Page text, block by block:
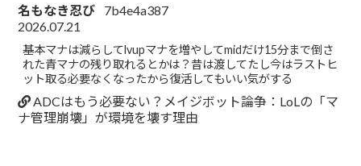
名もなき忍び
7b4e4a387
2026.07.21
基本マナは減らしてlvupマナを増やしてmidだけ15分まで倒さ
れた青マナの残り取れるとかは？昔は渡してたし今はラストヒ
ット取る必要なくなったから復活してもいい気がする
ADCはもう必要ない？メイジボット論争：LoLの「マ
ナ管理崩壊」が環境を壊す理由